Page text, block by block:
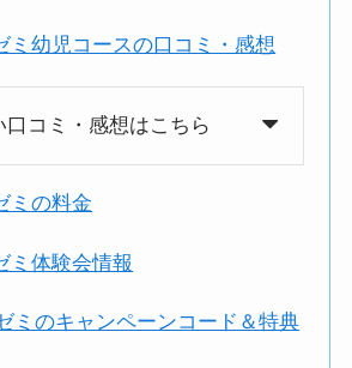
ミ幼児コースの口コミ・感想
口コミ・感想はこちら
ミの料金
ミ体験会情報
ミのキャンペーンコード＆特典